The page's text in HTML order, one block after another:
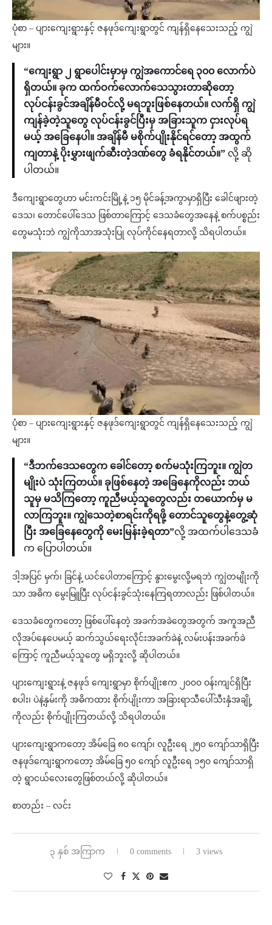
ပုံစာ – ပျားကျေးရွားနှင့် ဇနဖုဒ်ကျေးရွာတွင် ကျန်ရှိနေသေးသည့် ကျွဲ
များ။
“ကျေးရွာ ၂ ရွာပေါင်းမှာမှ ကျွဲအကောင်ရေ ၃၀၀ လောက်ပဲ
ရှိတယ်။ ခုက ထက်ဝက်လောက်သေသွားတာဆိုတော့
လုပ်ငန်းခွင်အချိန်မီဝင်လို့ မရဘူးဖြစ်နေတယ်။ လက်ရှိ ကျွဲ
ကျန်ခဲ့တဲ့သူတွေ လုပ်ငန်းခွင်ပြီးမှ အခြားသူက ငှားလုပ်ရ
မယ့် အခြေနေပါ။ အချိန်မီ မစိုက်ပျိုးနိုင်ရင်တော့ အထွက်
ကျတာနဲ့ ပိုးမွှားဖျက်ဆီးတဲ့ဒဏ်တွေ ခံရနိုင်တယ်။” လို့ ဆို
ပါတယ်။
ဒီကျေးရွာတွေဟာ မင်းကင်းမြို့နဲ့ ၁၅ မိုင်ခန့်အကွာမှာရှိပြီး ခေါင်ဖျားတဲ့
ဒေသ၊ တောင်ပေါ်ဒေသ ဖြစ်တာကြောင့် ဒေသခံတွေအနေနဲ့ စက်ပစ္စည်း
တွေမသုံးဘဲ ကျွဲကိုသာအသုံးပြု လုပ်ကိုင်နေရတာလို့ သိရပါတယ်။
ပုံစာ – ပျားကျေးရွားနှင့် ဇနဖုဒ်ကျေးရွာတွင် ကျန်ရှိနေသေးသည့် ကျွဲ
များ။
“ဒီဘက်ဒေသတွေက ခေါင်တော့ စက်မသုံးကြဘူး။ ကျွဲတ
မျိုးပဲ သုံးကြတယ်။ ခုဖြစ်နေတဲ့ အခြေနေကိုလည်း ဘယ်
သူမှ မသိကြတော့ ကူညီမယ့်သူတွေလည်း တယောက်မှ မ
လာကြဘူး။ ကျွဲသေတဲ့စာရင်းကိုရဖို့ တောင်သူတွေနဲ့တွေ့ဆုံ
ပြီး အခြေနေတွေကို မေးမြန်းခဲ့ရတာ”လို့ အထက်ပါဒေသခံ
က ပြောပါတယ်။
ဒါ့အပြင် မှက်၊ ခြင်နဲ့ ယင်ပေါတာကြောင့် နွားမွေးလို့မရဘဲ ကျွဲတမျိုးကို
သာ အဓိက မွေးမြူပြီး လုပ်ငန်းခွင်သုံးနေကြရတာလည်း ဖြစ်ပါတယ်။
ဒေသခံတွေကတော့ ဖြစ်ပေါ်နေတဲ့ အခက်အခဲတွေအတွက် အကူအညီ
လိုအပ်နေပေမယ့် ဆက်သွယ်ရေးလိုင်းအခက်ခဲနဲ့ လမ်းပန်းအခက်ခဲ
ကြောင့် ကူညီမယ့်သူတွေ မရှိဘူးလို့ ဆိုပါတယ်။
ပျားကျေးရွားနဲ့ ဇနဖုဒ် ကျေးရွာမှာ စိုက်ပျိုးဧက ၂၀၀၀ ဝန်းကျင်ရှိပြီး
စပါး၊ ပဲနဲ့နှမ်းကို အဓိကထား စိုက်ပျိုးကာ အခြားရာသီပေါ်သီးနှံအချို့
ကိုလည်း စိုက်ပျိုးကြတယ်လို့ သိရပါတယ်။
ပျားကျေးရွာကတော့ အိမ်ခြေ ၈၀ ကျော်၊ လူဦးရေ ၂၅၀ ကျော်သာရှိပြီး
ဇနဖုဒ်ကျေးရွာကတော့ အိမ်ခြေ ၅၀ ကျော် လူဦးရေ ၁၅၀ ကျော်သာရှိ
တဲ့ ရွာငယ်လေးတွေဖြစ်တယ်လို့ ဆိုပါတယ်။
စာတည်း – လင်း
၃ နှစ် အကြာက 0 comments 3 views